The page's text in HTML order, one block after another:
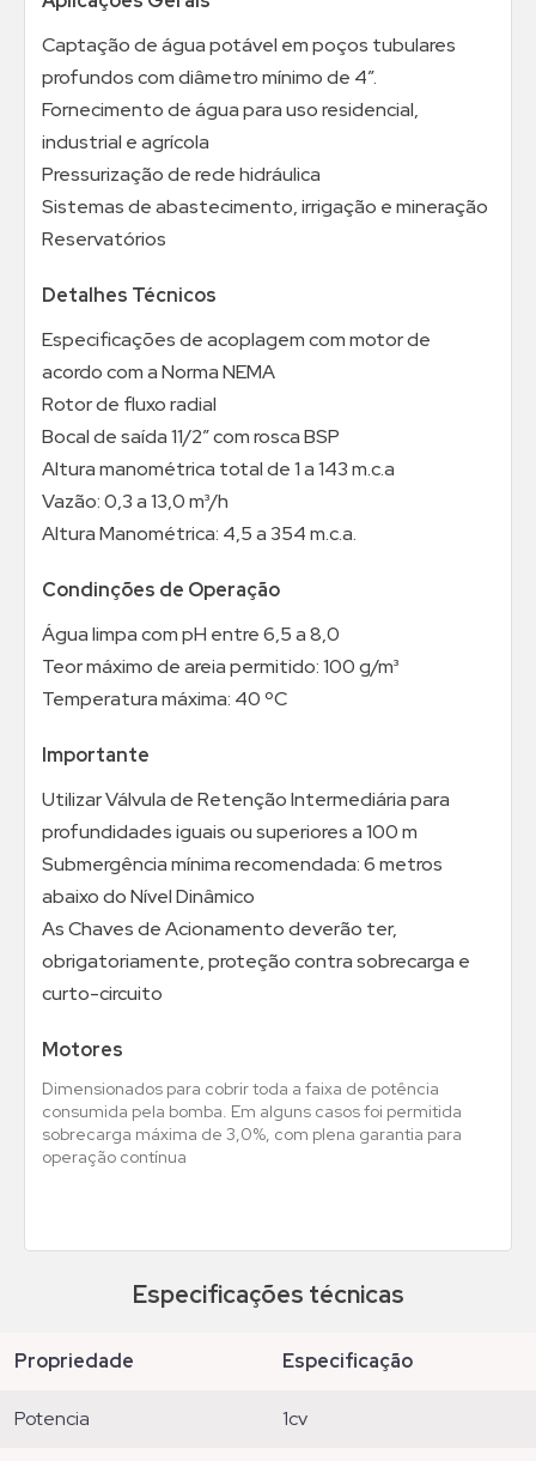
Captação de água potável em poços tubulares
profundos com diâmetro mínimo de 4”.
Fornecimento de água para uso residencial,
industrial e agrícola
Pressurização de rede hidráulica
Sistemas de abastecimento, irrigação e mineração
Reservatórios
Detalhes Técnicos
Especificações de acoplagem com motor de
acordo com a Norma NEMA
Rotor de fluxo radial
Bocal de saída 11/2” com rosca BSP
Altura manométrica total de 1 a 143 m.c.a
Vazão: 0,3 a 13,0 m³/h
Altura Manométrica: 4,5 a 354 m.c.a.
Condinções de Operação
Água limpa com pH entre 6,5 a 8,0
Teor máximo de areia permitido: 100 g/m³
Temperatura máxima: 40 ºC
Importante
Utilizar Válvula de Retenção Intermediária para
profundidades iguais ou superiores a 100 m
Submergência mínima recomendada: 6 metros
abaixo do Nível Dinâmico
As Chaves de Acionamento deverão ter,
obrigatoriamente, proteção contra sobrecarga e
curto-circuito
Motores
Dimensionados para cobrir toda a faixa de potência
consumida pela bomba. Em alguns casos foi permitida
sobrecarga máxima de 3,0%, com plena garantia para
operação contínua
Especificações técnicas
propriedade especificação
potencia 1cv